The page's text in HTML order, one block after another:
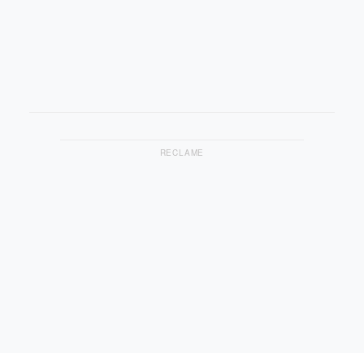
RECLAME